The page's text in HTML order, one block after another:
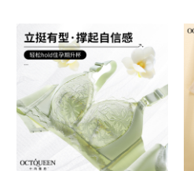
Грудное
Вскармливание
Бюстгальтер Анти-
обвисание Собирание
Бюстгальтер